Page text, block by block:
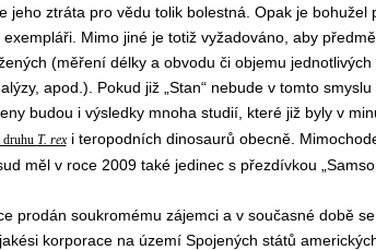
jeho ztráta pro vědu tolik bolestná. Opak je
Mimo jiné je totiž vyžadováno, aby
(měření délky a obvodu či objemu
apod.). Pokud již „Stan“ nebude v tomto
budou i výsledky mnoha studií, které již byly v
druhu T. rexi teropodních dinosaurů obecně.
měl v roce 2009 také jedinec s přezdívkou
prodán soukromému zájemci a v současné době
korporace na území Spojených států